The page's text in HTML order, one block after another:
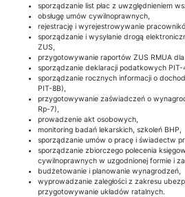
sporządzanie list płac z uwzględnieniem
obsługę umów cywilnoprawnych,
rejestrację i wyrejestrowywanie
sporządzanie i wysyłanie drogą
ZUS,
przygotowywanie raportów ZUS RMUA dla
sporządzanie deklaracji podatkowych PIT-
sporządzanie rocznych informacji o
PIT-8B),
przygotowywanie zaświadczeń o
Rp-7),
prowadzenie akt osobowych,
monitoring badań lekarskich, szkoleń BHP,
sporządzanie umów o pracę i świadectw
sporządzanie zbiorczego polecenia
cywilnoprawnych w uzgodnionej formie i
budżetowanie i planowanie wynagrodzeń,
wyprowadzanie zaległości z zakresu
przygotowywanie układów ratalnych.